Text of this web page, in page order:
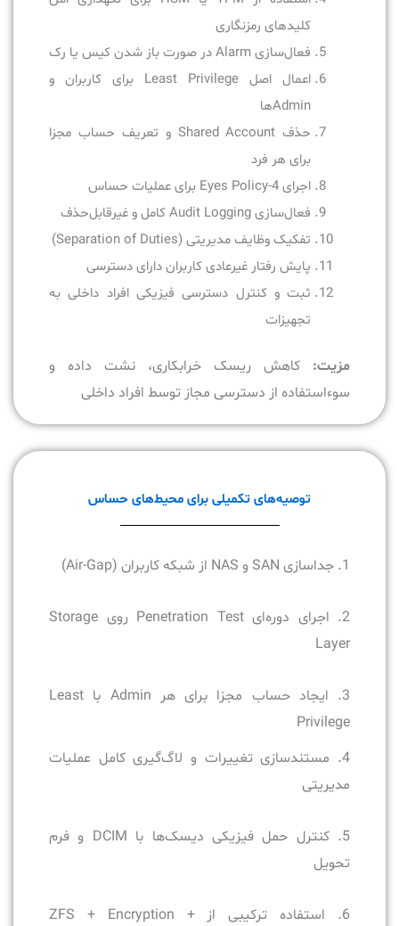
کلیدهای رمزنگاری
فعال‌سازی Alarm در صورت باز شدن کیس یا رک
اعمال اصل Least Privilege برای کاربران و
Adminها
حذف Shared Account و تعریف حساب مجزا
برای هر فرد
اجرای 4-Eyes Policy برای عملیات حساس
فعال‌سازی Audit Logging کامل و غیرقابل‌حذف
تفکیک وظایف مدیریتی (Separation of Duties)
پایش رفتار غیرعادی کاربران دارای دسترسی
ثبت و کنترل دسترسی فیزیکی افراد داخلی به
تجهیزات
مزیت: کاهش ریسک خرابکاری، نشت داده و
سوءاستفاده از دسترسی مجاز توسط افراد داخلی
توصیه‌های تکمیلی برای محیط‌های حساس
1. جداسازی SAN و NAS از شبکه کاربران (Air-Gap)
2. اجرای دوره‌ای Penetration Test روی Storage
Layer
3. ایجاد حساب مجزا برای هر Admin با Least
Privilege
4. مستندسازی تغییرات و لاگ‌گیری کامل عملیات
مدیریتی
5. کنترل حمل فیزیکی دیسک‌ها با DCIM و فرم
تحویل
6. استفاده ترکیبی از ZFS + Encryption +